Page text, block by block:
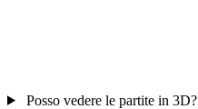
Posso vedere le partite in 3D?